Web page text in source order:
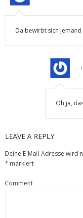
Da bewirbt sich
Oh ja,
LEAVE A REPLY
Deine E-Mail-Adresse wird
* markiert
Comment